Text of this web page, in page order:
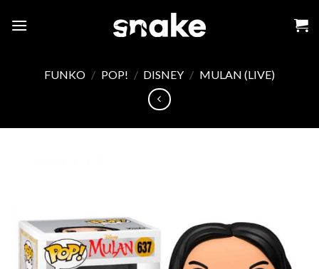
FUNKO / POP! / DISNEY / MULAN (LIVE)